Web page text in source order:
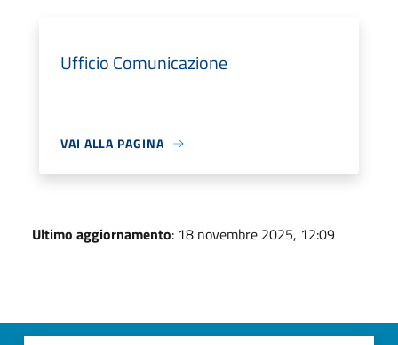
Ufficio Comunicazione
VAI ALLA PAGINA
Ultimo aggiornamento: 18 novembre 2025, 12:09